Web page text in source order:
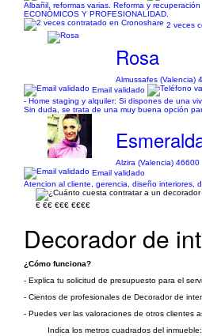
Albañil, reformas varias. Reforma y
ECONÓMICOS Y PROFESIONALIDAD.
2 veces
Rosa
Almussafes (Valencia)
Email validado
- Home staging y alquiler: Si dispones de una
Sin duda, se trata de una muy buena opción
Alzira (Valencia) 46600
Email validado
Atencion al cliente, gerencia, diseño interiores,
€ €€ €€€ €€€€
Decorador de
¿Cómo funciona?
- Explica tu solicitud de presupuesto para el
- Cientos de profesionales de Decorador de
- Puedes ver las valoraciones de otros clientes
Indica los metros cuadrados del inmueble: